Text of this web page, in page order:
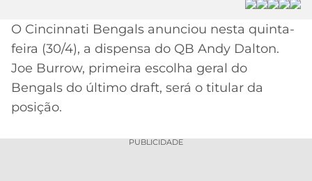
PROMOCIONAL
BETBOOM
CÓDIGO
INDICAÇÃO
PALMEIRAS
CORINTHIANS
PAULO
BRASILEIRÃO
SÉRIE
COPA
MÍDIA
ESPORTIVA
MERCADO
DA
BOLA
O Cincinnati Bengals anunciou nesta quinta-
feira (30/4), a dispensa do QB Andy Dalton.
Joe Burrow, primeira escolha geral do
Bengals do último draft, será o titular da
posição.
PUBLICIDADE